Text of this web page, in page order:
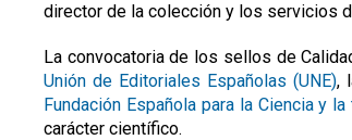
director de la colección y los servicios
La convocatoria de los sellos de
Unión de Editoriales Españolas (UNE),
Fundación Española para la Ciencia y la
carácter científico.